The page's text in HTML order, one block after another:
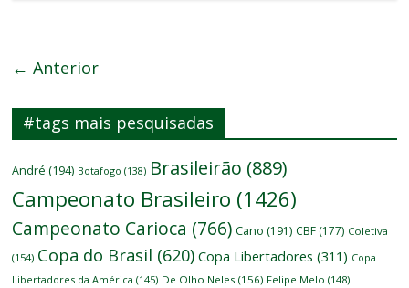
← Anterior
#tags mais pesquisadas
André (194) Botafogo (138) Brasileirão (889)
Campeonato Brasileiro (1426)
Campeonato Carioca (766) Cano (191) CBF (177) Coletiva
(154) Copa do Brasil (620) Copa Libertadores (311) Copa
Libertadores da América (145) De Olho Neles (156) Felipe Melo (148)